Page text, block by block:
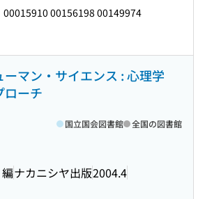
00015910 00156198 00149974
ーマン・サイエンス : 心理学
ローチ
ナカニシヤ出版2004.4
国立国会図書館 全国の図書館